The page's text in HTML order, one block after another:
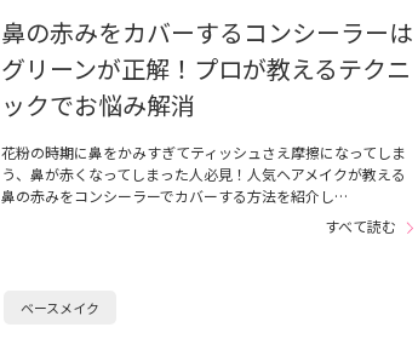
鼻の赤みをカバーするコンシーラーは
グリーンが正解！プロが教えるテクニ
ックでお悩み解消
花粉の時期に鼻をかみすぎてティッシュさえ摩擦になってしま
う、鼻が赤くなってしまった人必見！人気ヘアメイクが教える
鼻の赤みをコンシーラーでカバーする方法を紹介し…
すべて読む
ベースメイク